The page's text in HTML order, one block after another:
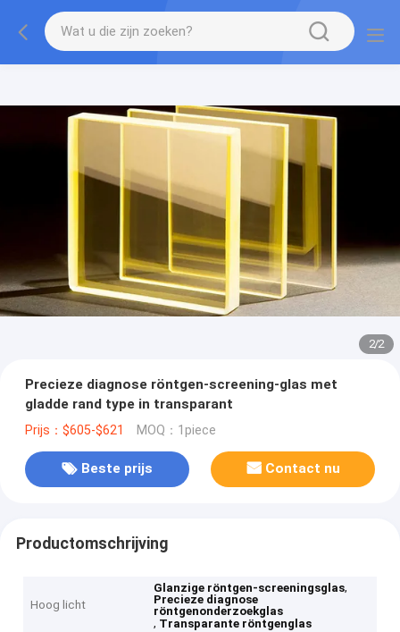
2/2
Precieze diagnose röntgen-screening-glas met
gladde rand type in transparant
Prijs：$605-$621 MOQ：1piece
Beste prijs Contact nu
Productomschrijving
Hoog licht
Glanzige röntgen-screeningsglas,
Precieze diagnose
röntgenonderzoekglas
, Transparante röntgenglas